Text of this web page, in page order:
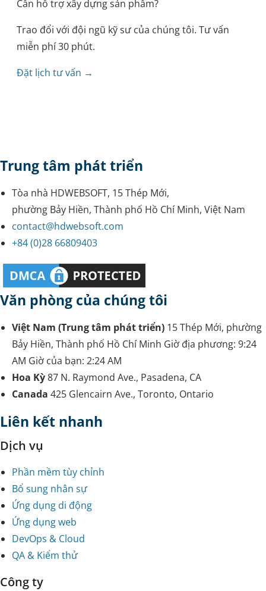
Cần hỗ trợ xây dựng sản phẩm?
Trao đổi với đội ngũ kỹ sư của chúng tôi. Tư vấn
miễn phí 30 phút.
Đặt lịch tư vấn →
Trung tâm phát triển
Tòa nhà HDWEBSOFT, 15 Thép Mới,
phường Bảy Hiền, Thành phố Hồ Chí Minh, Việt Nam
contact@hdwebsoft.com
+84 (0)28 66809403
Văn phòng của chúng tôi
Việt Nam (Trung tâm phát triển) 15 Thép Mới, phường
Bảy Hiền, Thành phố Hồ Chí Minh Giờ địa phương: 9:24
AM Giờ của bạn: 2:24 AM
Hoa Kỳ87 N. Raymond Ave., Pasadena, CA
Canada 425 Glencairn Ave., Toronto, Ontario
Liên kết nhanh
Dịch vụ
Phần mềm tùy chỉnh
Bổ sung nhân sự
Ứng dụng di động
Ứng dụng web
DevOps & Cloud
QA & Kiểm thử
Công ty